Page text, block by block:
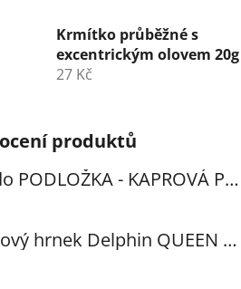
Krmítko průběžné s
excentrickým olovem 20g
27 Kč
produktů
Mikado PODLOŽKA - KAPROVÁ PRO VYHÁČKOVÁNÍ S METREM - (102x60cm) - 1ks
produktu je 5 z 5 hvězdiček.
Nerezový hrnek Delphin QUEEN 300ml
produktu je 5 z 5 hvězdiček.